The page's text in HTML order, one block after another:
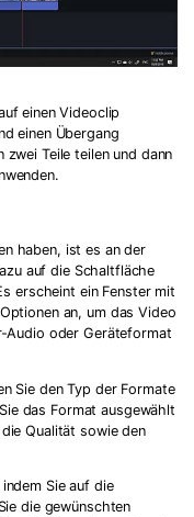
einen Videoclip
einen Übergang
zwei Teile teilen und dann
haben, ist es an der
auf die Schaltfläche
erscheint ein Fenster mit
an, um das Video
Audio oder Geräteformat
Sie den Typ der Formate
das Format ausgewählt
Qualität sowie den
Sie auf die
die gewünschten